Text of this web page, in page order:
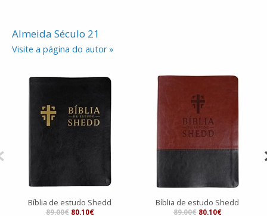
Almeida Século 21
Visite a página do autor »
Bíblia de estudo Shedd
89.00€ 80.10€
Bíblia de estudo Shedd
89.00€ 80.10€